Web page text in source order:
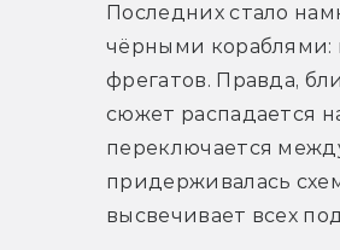
Последних стало
чёрными кораблями:
фрегатов. Правда,
сюжет распадается
переключается
придерживалась
высвечивает всех